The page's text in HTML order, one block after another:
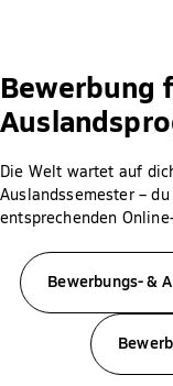
Bewerbung
Die Welt wartet auf
Auslandssemester –
entsprechenden
Bewerbungs- &